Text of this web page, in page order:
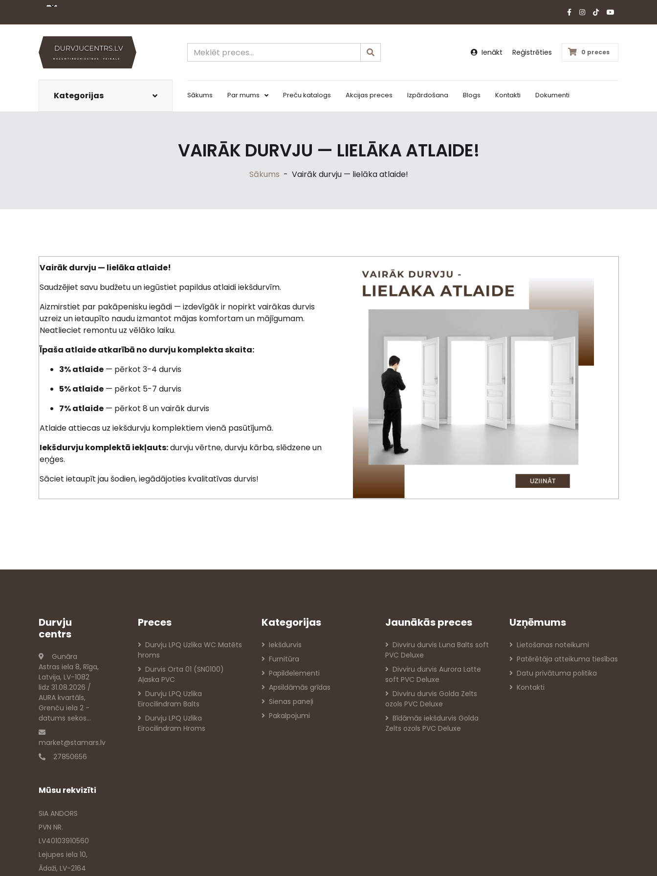
Ienākt Reģistrēties 0 preces
Kategorijas Sākums Par mums Preču katalogs Akcijas preces Izpārdošana Blogs Kontakti Dokumenti
VAIRĀK DURVJU — LIELĀKA ATLAIDE!
Sākums - Vairāk durvju — lielāka atlaide!
Vairāk durvju — lielāka atlaide!
Saudzējiet savu budžetu un iegūstiet papildus atlaidi iekšdurvīm.
Aizmirstiet par pakāpenisku iegādi — izdevīgāk ir nopirkt vairākas durvis
uzreiz un ietaupīto naudu izmantot mājas komfortam un mājīgumam.
Neatlieciet remontu uz vēlāko laiku.
Īpaša atlaide atkarībā no durvju komplekta skaita:
3% atlaide — pērkot 3-4 durvis
5% atlaide — pērkot 5-7 durvis
7% atlaide — pērkot 8 un vairāk durvis
Atlaide attiecas uz iekšdurvju komplektiem vienā pasūtījumā.
Iekšdurvju komplektā iekļauts:durvju vērtne, durvju kārba, slēdzene un
eņģes.
Sāciet ietaupīt jau šodien, iegādājoties kvalitatīvas durvis!
Durvju
centrs
Gunāra
Astras iela 8, Rīga,
Latvija, LV-1082
lidz 31.08.2026 /
AURA kvartāls,
Grenču iela 2 -
datums sekos...
market@stamars.lv
27850656
Mūsu rekvizīti
SIA ANDORS
PVN NR.
LV40103910560
Lejupes iela 10,
Ādaži, LV-2164
Preces
Durvju LPQ Uzlika WC Matēts
hroms
Durvis Orta 01 (SN0100)
Aļaska PVC
Durvju LPQ Uzlika
Eirocilindram Balts
Durvju LPQ Uzlika
Eirocilindram Hroms
Kategorijas
Iekšdurvis
Furnitūra
Papildelementi
Apsildāmās grīdas
Sienas paneļi
Pakalpojumi
Jaunākās preces
Divviru durvis Luna Balts soft
PVC Deluxe
Divviru durvis Aurora Latte
soft PVC Deluxe
Divviru durvis Golda Zelts
ozols PVC Deluxe
Bīdāmās iekšdurvis Golda
Zelts ozols PVC Deluxe
Uzņēmums
Lietošanas noteikumi
Patērētāja atteikuma tiesības
Datu privātuma politika
Kontakti